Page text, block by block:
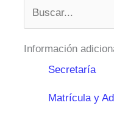
Información
Secretaría
Matrícula y